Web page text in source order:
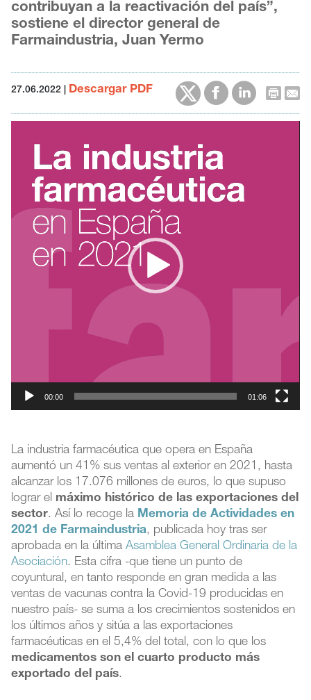
contribuyan a la reactivación del país”,
sostiene el director general de
Farmaindustria, Juan Yermo
27.06.2022 Descargar PDF
00:00 01:06
La industria farmacéutica que opera en España
aumentó un 41% sus ventas al exterior en 2021, hasta
alcanzar los 17.076 millones de euros, lo que supuso
lograr el máximo histórico de las exportaciones del
sector. Así lo recoge la Memoria de Actividades en
2021 de Farmaindustria, publicada hoy tras ser
aprobada en la últimaAsamblea General Ordinaria de la
Asociación. Esta cifra -que tiene un punto de
coyuntural, en tanto responde en gran medida a las
ventas de vacunas contra la Covid-19 producidas en
nuestro país- se suma a los crecimientos sostenidos en
los últimos años y sitúa a las exportaciones
farmacéuticas en el 5,4% del total, con lo que los
medicamentos son el cuarto producto más
exportado del país.